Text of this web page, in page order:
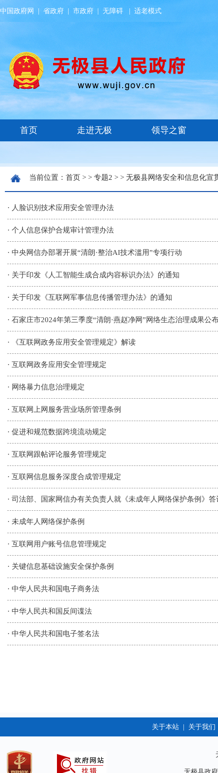
中国政府网 省政府 市政府 无障碍 适老模式
当前位置： 首页 > > 专题2 > > 无极县网络安全和信息化宣
· 人脸识别技术应用安全管理办法
· 个人信息保护合规审计管理办法
· 中央网信办部署开展“清朗·整治AI技术滥用”专项行动
· 关于印发《人工智能生成合成内容标识办法》的通知
· 关于印发《互联网军事信息传播管理办法》的通知
· 石家庄市2024年第三季度“清朗·燕赵净网”网络生态治理成果公
· 《互联网政务应用安全管理规定》解读
· 互联网政务应用安全管理规定
· 网络暴力信息治理规定
· 互联网上网服务营业场所管理条例
· 促进和规范数据跨境流动规定
· 互联网跟帖评论服务管理规定
· 互联网信息服务深度合成管理规定
· 司法部、国家网信办有关负责人就《未成年人网络保护条例》答
· 未成年人网络保护条例
· 互联网用户账号信息管理规定
· 关键信息基础设施安全保护条例
· 中华人民共和国电子商务法
· 中华人民共和国反间谍法
· 中华人民共和国电子签名法